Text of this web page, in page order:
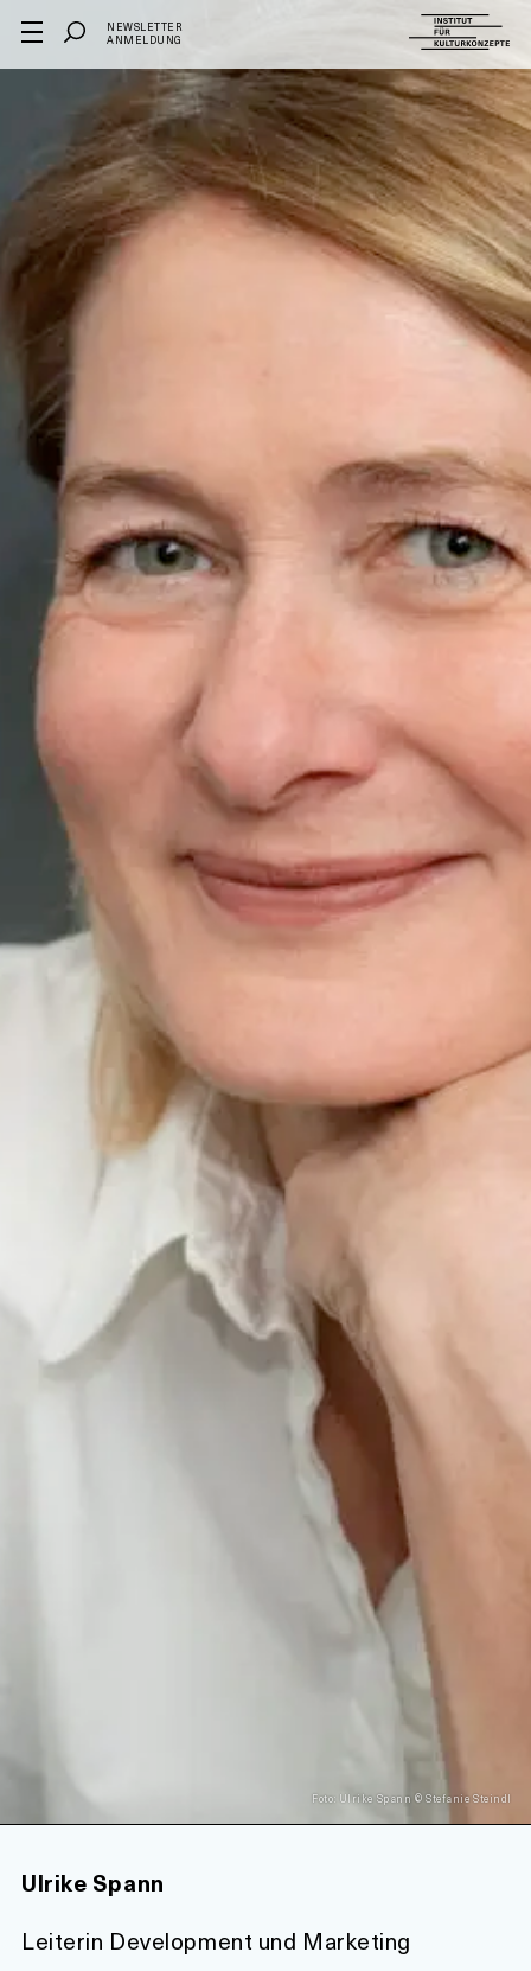
NEWSLETTER
ANMELDUNG
Foto: Ulrike Spann © Stefanie Steindl
Ulrike Spann
Leiterin Development und Marketing